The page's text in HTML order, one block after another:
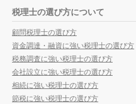
税理士の選び方について
顧問税理士の選び方
資金調達・融資に強い税理士の選び方
税務調査に強い税理士の選び方
会社設立に強い税理士の選び方
相続に強い税理士の選び方
節税に強い税理士の選び方